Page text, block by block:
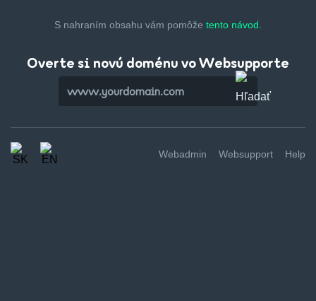
S nahraním obsahu vám pomôže tento návod.
Overte si novú doménu vo Websupporte
Webadmin Websupport Help